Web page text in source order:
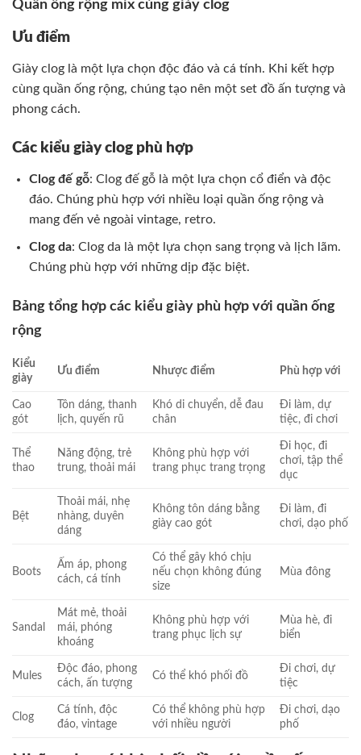
Quần ống rộng mix cùng giày clog
Ưu điểm
Giày clog là một lựa chọn độc đáo và cá tính. Khi kết hợp
cùng quần ống rộng, chúng tạo nên một set đồ ấn tượng và
phong cách.
Các kiểu giày clog phù hợp
Clog đế gỗ: Clog đế gỗ là một lựa chọn cổ điển và độc
đáo. Chúng phù hợp với nhiều loại quần ống rộng và
mang đến vẻ ngoài vintage, retro.
Clog da: Clog da là một lựa chọn sang trọng và lịch lãm.
Chúng phù hợp với những dịp đặc biệt.
Bảng tổng hợp các kiểu giày phù hợp với quần ống
rộng
Kiểu
giày
Ưu điểm Nhược điểm Phù hợp với
Cao
gót
Tôn dáng, thanh
lịch, quyến rũ
Khó di chuyển, dễ đau
chân
Đi làm, dự
tiệc, đi chơi
Thể
thao
Năng động, trẻ
trung, thoải mái
Không phù hợp với
trang phục trang trọng
Đi học, đi
chơi, tập thể
dục
Bệt
Thoải mái, nhẹ
nhàng, duyên
dáng
Không tôn dáng bằng
giày cao gót
Đi làm, đi
chơi, dạo phố
Boots
Ấm áp, phong
cách, cá tính
Có thể gây khó chịu
nếu chọn không đúng
size
Mùa đông
Sandal
Mát mẻ, thoải
mái, phóng
khoáng
Không phù hợp với
trang phục lịch sự
Mùa hè, đi
biển
Mules
Độc đáo, phong
cách, ấn tượng
Có thể khó phối đồ
Đi chơi, dự
tiệc
Clog
Cá tính, độc
đáo, vintage
Có thể không phù hợp
với nhiều người
Đi chơi, dạo
phố